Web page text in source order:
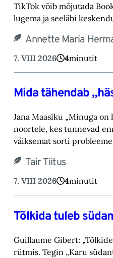
TikTok võib mõjutada
lugema ja seeläbi
Annette Maria
7. VIII 2026 4minutit
Mida tähendab
Jana Maasiku „Minuga on
noortele, kes tunnevad
väiksemat sorti
Tair Tiitus
7. VIII 2026 4minutit
Tõlkida tuleb
Guillaume Gibert:
rütmis. Tegin „Karu